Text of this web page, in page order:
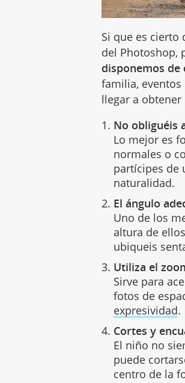
Si que es
del Photoshop,
disponemos
familia, eventos
llegar a
No obliguéis
Lo mejor es
normales o
partícipes de
naturalidad.
El ángulo
Uno de los
altura de
ubiqueis
Utiliza el
Sirve para
fotos de
expresividad.
Cortes y
El niño no
puede
centro de la